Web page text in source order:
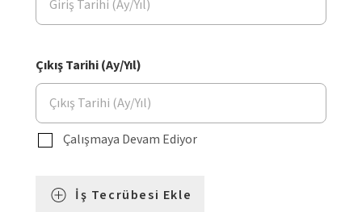
Çıkış Tarihi (Ay/Yıl)
Çalışmaya Devam Ediyor
İş Tecrübesi Ekle